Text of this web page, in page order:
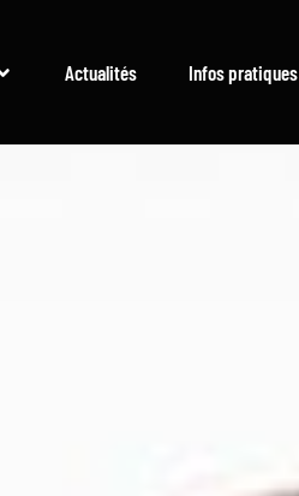
Actualités Infos pratiques